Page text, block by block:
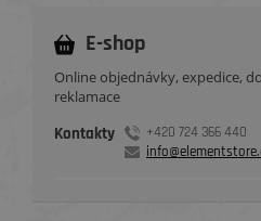
E-shop
Online objednávky, expedice,
reklamace
Kontakty
+420 724 366 440